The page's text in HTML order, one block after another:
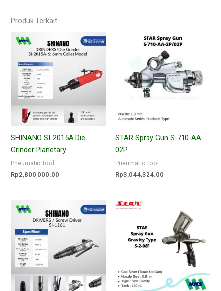
Produk Terkait
SHINANO SI-2015A Die
Grinder Planetary
Pneumatic Tool
Rp2,800,000.00
STAR Spray Gun S-710-AA-
02P
Pneumatic Tool
Rp3,044,324.00